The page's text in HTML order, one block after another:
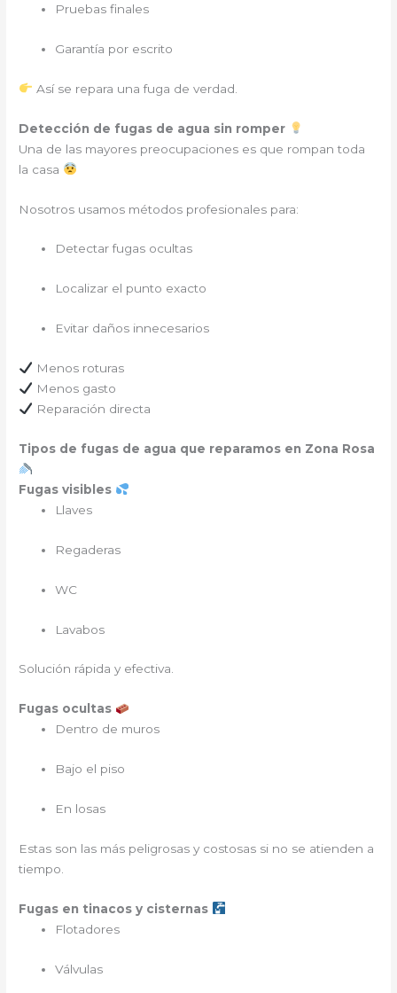
Pruebas finales
Garantía por escrito
Así se repara una fuga de verdad.
Detección de fugas de agua sin romper
Una de las mayores preocupaciones es que rompan toda
la casa
Nosotros usamos métodos profesionales para:
Detectar fugas ocultas
Localizar el punto exacto
Evitar daños innecesarios
Menos roturas
Menos gasto
Reparación directa
Tipos de fugas de agua que reparamos en Zona Rosa
Fugas visibles
Llaves
Regaderas
WC
Lavabos
Solución rápida y efectiva.
Fugas ocultas
Dentro de muros
Bajo el piso
En losas
Estas son las más peligrosas y costosas si no se atienden a
tiempo.
Fugas en tinacos y cisternas
Flotadores
Válvulas